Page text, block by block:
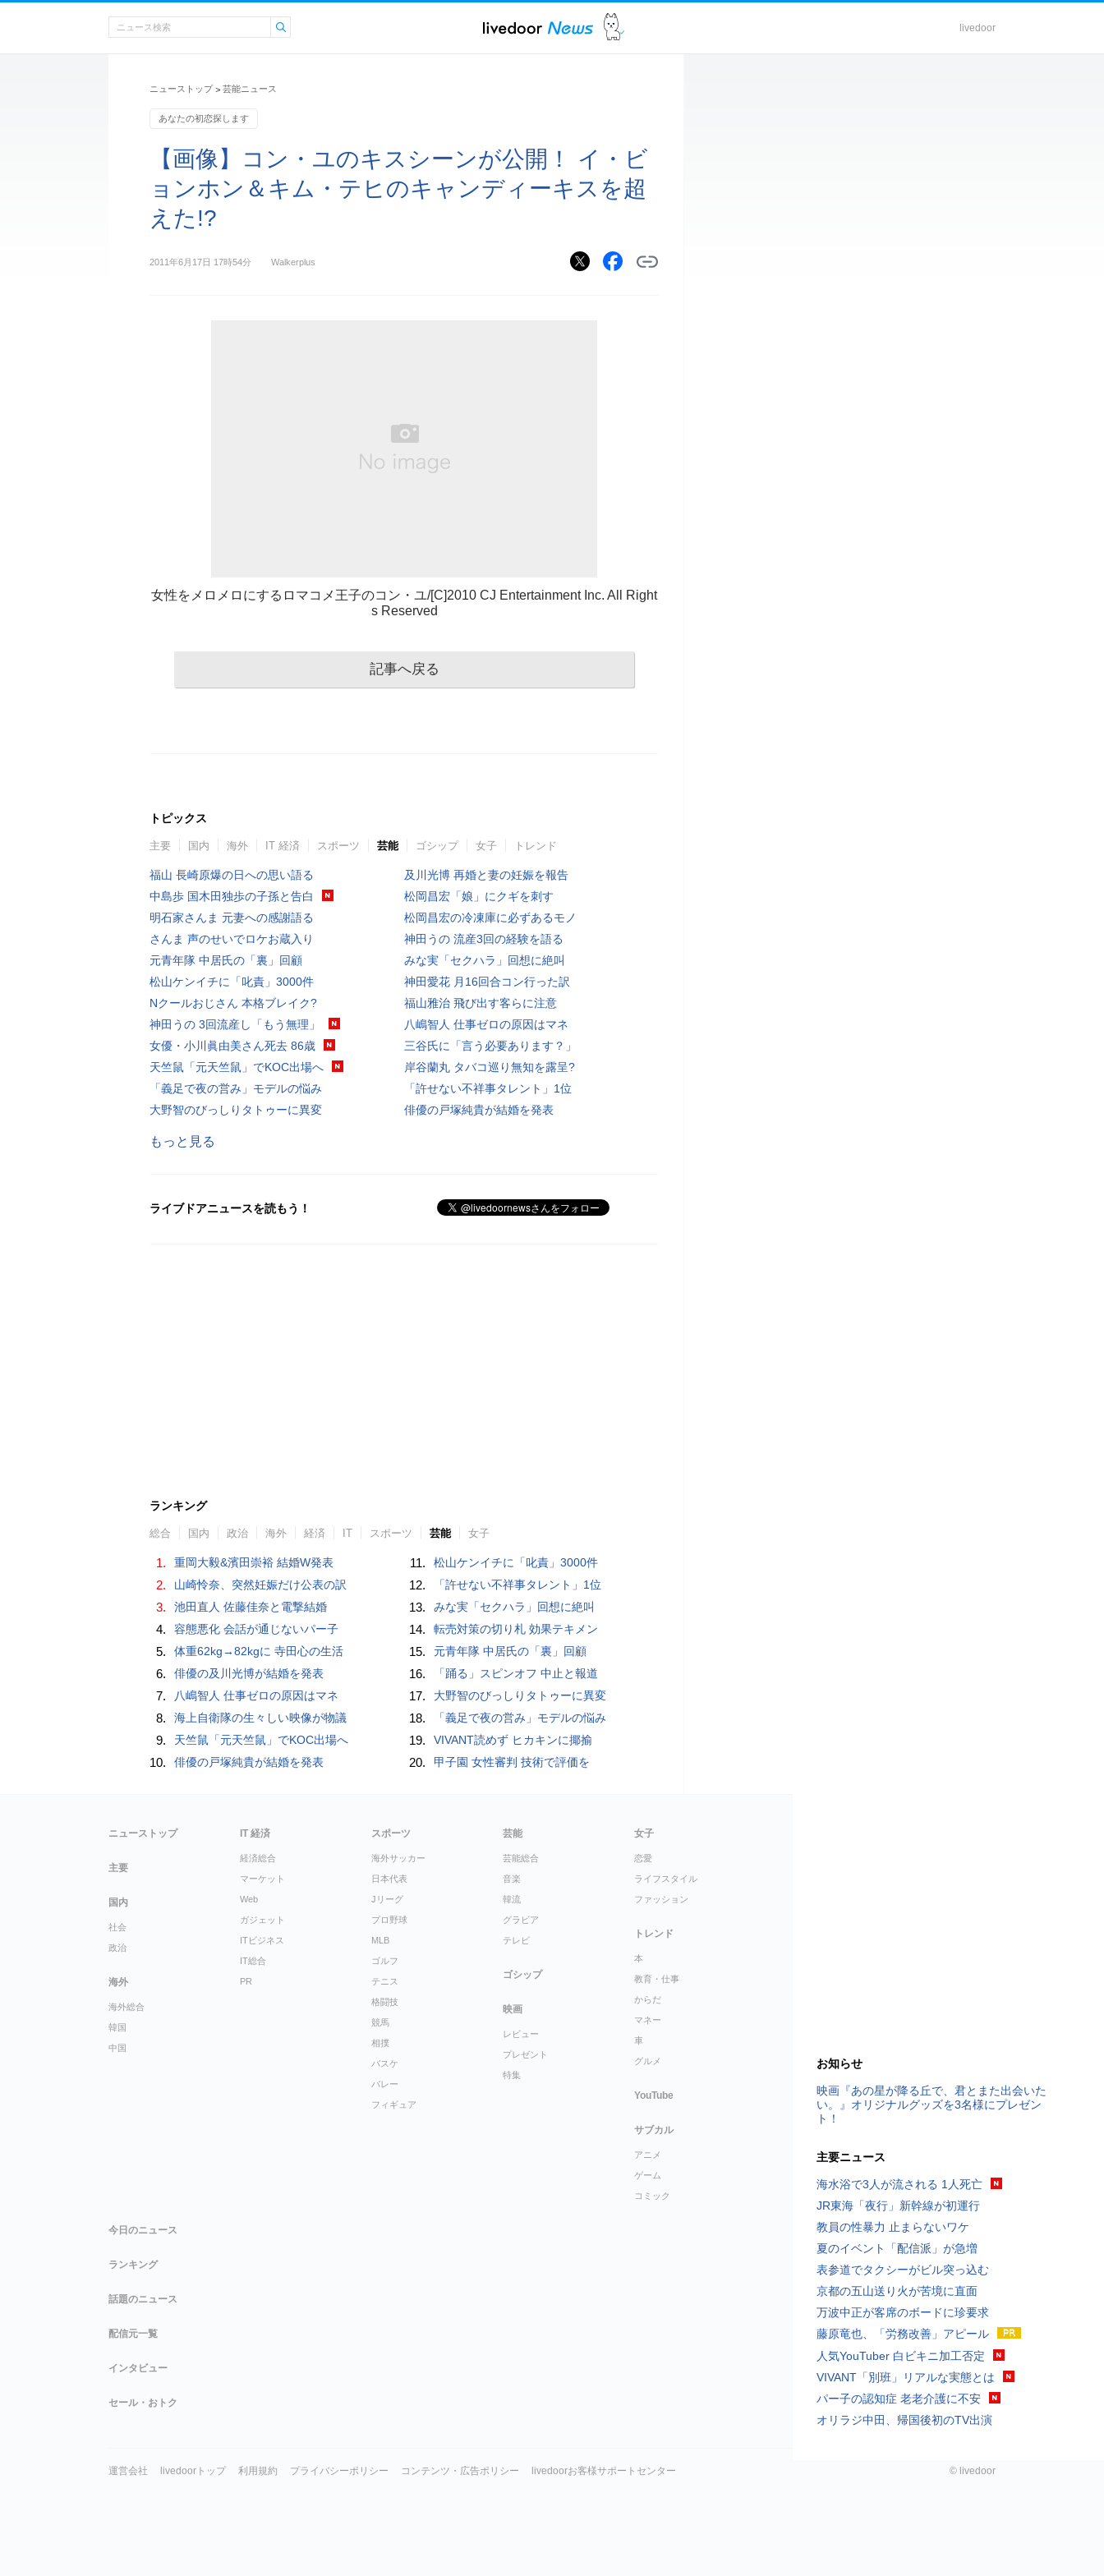
livedoor
ニューストップ > 芸能ニュース
あなたの初恋探します
【画像】コン・ユのキスシーンが公開！ イ・ビ
ョンホン＆キム・テヒのキャンディーキスを超
えた!?
2011年6月17日 17時54分 Walkerplus
女性をメロメロにするロマコメ王子のコン・ユ/[C]2010 CJ Entertainment Inc. All Right
s Reserved
記事へ戻る
トピックス
主要 国内 海外 IT 経済 スポーツ 芸能 ゴシップ 女子 トレンド
福山 長崎原爆の日への思い語る
中島歩 国木田独歩の子孫と告白
明石家さんま 元妻への感謝語る
さんま 声のせいでロケお蔵入り
元青年隊 中居氏の「裏」回顧
松山ケンイチに「叱責」3000件
Nクールおじさん 本格ブレイク?
神田うの 3回流産し「もう無理」
女優・小川眞由美さん死去 86歳
天竺鼠「元天竺鼠」でKOC出場へ
「義足で夜の営み」モデルの悩み
大野智のびっしりタトゥーに異変
及川光博 再婚と妻の妊娠を報告
松岡昌宏「娘」にクギを刺す
松岡昌宏の冷凍庫に必ずあるモノ
神田うの 流産3回の経験を語る
みな実「セクハラ」回想に絶叫
神田愛花 月16回合コン行った訳
福山雅治 飛び出す客らに注意
八嶋智人 仕事ゼロの原因はマネ
三谷氏に「言う必要あります？」
岸谷蘭丸 タバコ巡り無知を露呈?
「許せない不祥事タレント」1位
俳優の戸塚純貴が結婚を発表
もっと見る
ライブドアニュースを読もう！
ランキング
総合 国内 政治 海外 経済 IT スポーツ 芸能 女子
1. 重岡大毅&濱田崇裕 結婚W発表
2. 山崎怜奈、突然妊娠だけ公表の訳
3. 池田直人 佐藤佳奈と電撃結婚
4. 容態悪化 会話が通じないパー子
5. 体重62kg→82kgに 寺田心の生活
6. 俳優の及川光博が結婚を発表
7. 八嶋智人 仕事ゼロの原因はマネ
8. 海上自衛隊の生々しい映像が物議
9. 天竺鼠「元天竺鼠」でKOC出場へ
10. 俳優の戸塚純貴が結婚を発表
11. 松山ケンイチに「叱責」3000件
12. 「許せない不祥事タレント」1位
13. みな実「セクハラ」回想に絶叫
14. 転売対策の切り札 効果テキメン
15. 元青年隊 中居氏の「裏」回顧
16. 「踊る」スピンオフ 中止と報道
17. 大野智のびっしりタトゥーに異変
18. 「義足で夜の営み」モデルの悩み
19. VIVANT読めず ヒカキンに揶揄
20. 甲子園 女性審判 技術で評価を
お知らせ
映画『あの星が降る丘で、君とまた出会いた
い。』オリジナルグッズを3名様にプレゼン
ト！
主要ニュース
海水浴で3人が流される 1人死亡
JR東海「夜行」新幹線が初運行
教員の性暴力 止まらないワケ
夏のイベント「配信派」が急増
表参道でタクシーがビル突っ込む
京都の五山送り火が苦境に直面
万波中正が客席のボードに珍要求
藤原竜也、「労務改善」アピール
人気YouTuber 白ビキニ加工否定
VIVANT「別班」リアルな実態とは
パー子の認知症 老老介護に不安
オリラジ中田、帰国後初のTV出演
ニューストップ
主要
国内
社会
政治
海外
海外総合
韓国
中国
IT 経済
経済総合
マーケット
Web
ガジェット
ITビジネス
IT総合
PR
スポーツ
海外サッカー
日本代表
Jリーグ
プロ野球
MLB
ゴルフ
テニス
格闘技
競馬
相撲
バスケ
バレー
フィギュア
芸能
芸能総合
音楽
韓流
グラビア
テレビ
ゴシップ
映画
レビュー
プレゼント
特集
女子
恋愛
ライフスタイル
ファッション
トレンド
本
教育・仕事
からだ
マネー
車
グルメ
YouTube
サブカル
アニメ
ゲーム
コミック
今日のニュース
ランキング
話題のニュース
配信元一覧
インタビュー
セール・おトク
運営会社 livedoorトップ 利用規約 プライバシーポリシー コンテンツ・広告ポリシー livedoorお客様サポートセンター © livedoor